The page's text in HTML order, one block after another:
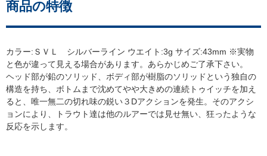
商品の特徴
カラー:ＳＶＬ シルバーライン ウエイト:3g サイズ:43mm ※実物
と色が違って見える場合があります。あらかじめご了承下さい。
ヘッド部が鉛のソリッド、ボディ部が樹脂のソリッドという独自の
構造を持ち、ボトムまで沈めてやや大きめの連続トゥイッチを加え
ると、唯一無二の切れ味の鋭い３Dアクションを発生。そのアクシ
ョンにより、トラウト達は他のルアーでは見せ無い、狂ったような
反応を示します。